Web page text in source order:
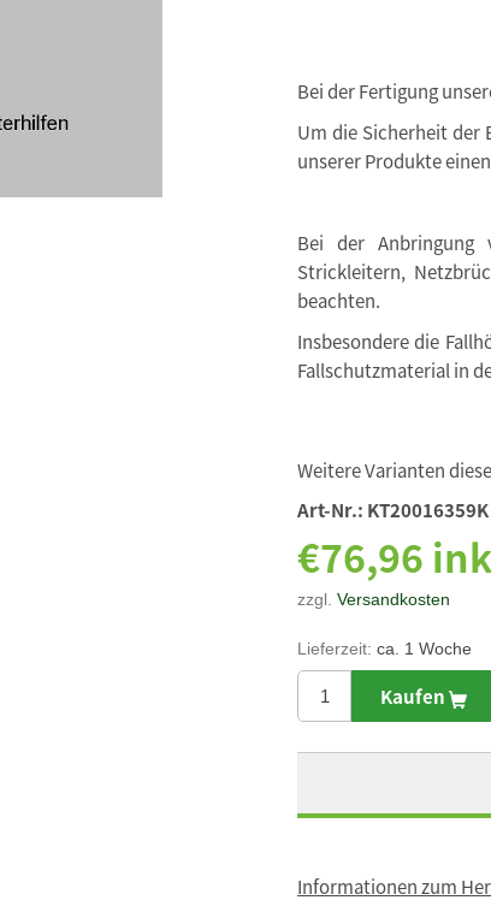
Bei der Fertigung
Um die Sicherheit der
unserer Produkte
Bei der Anbringung
Strickleitern,
beachten.
Insbesondere die
Fallschutzmaterial in
Weitere Varianten
Art-Nr.: KT20016359K
€76,96
zzgl. Versandkosten
Lieferzeit: ca. 1 Woche
Kaufen
Informationen zum